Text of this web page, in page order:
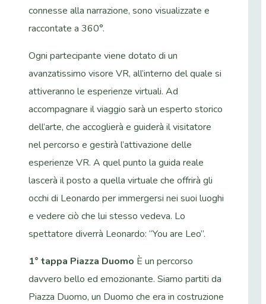
connesse alla narrazione, sono visualizzate e
raccontate a 360°.
Ogni partecipante viene dotato di un
avanzatissimo visore VR, all’interno del quale si
attiveranno le esperienze virtuali. Ad
accompagnare il viaggio sarà un esperto storico
dell’arte, che accoglierà e guiderà il visitatore
nel percorso e gestirà l’attivazione delle
esperienze VR. A quel punto la guida reale
lascerà il posto a quella virtuale che offrirà gli
occhi di Leonardo per immergersi nei suoi luoghi
e vedere ciò che lui stesso vedeva. Lo
spettatore diverrà Leonardo: “You are Leo”.
1° tappa Piazza Duomo È un percorso
davvero bello ed emozionante. Siamo partiti da
Piazza Duomo, un Duomo che era in costruzione